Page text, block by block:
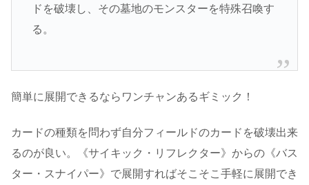
ドを破壊し、その墓地のモンスターを特殊召喚す
る。
簡単に展開できるならワンチャンあるギミック！
カードの種類を問わず自分フィールドのカードを破壊出来
るのが良い。《サイキック・リフレクター》からの《バス
ター・スナイパー》で展開すればそこそこ手軽に展開でき